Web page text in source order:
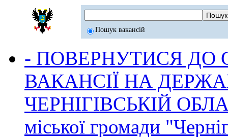
Пошук вакансій
- ПОВЕРНУТИСЯ ДО
ВАКАНСІЇ НА
ЧЕРНІГІВСЬКІЙ
міської громади